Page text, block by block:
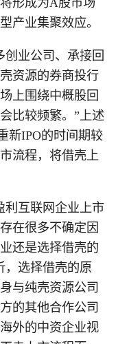
形成为A股市场
产业集聚效应。
创业公司、承接回
资源的券商投行
上围绕中概股回
比较频繁。”上述
新IPO的时间期较
流程，将借壳上
利互联网企业上市
在很多不确定因
还是选择借壳的
，选择借壳的原
与纯壳资源公司
的其他合作公司
外的中资企业视